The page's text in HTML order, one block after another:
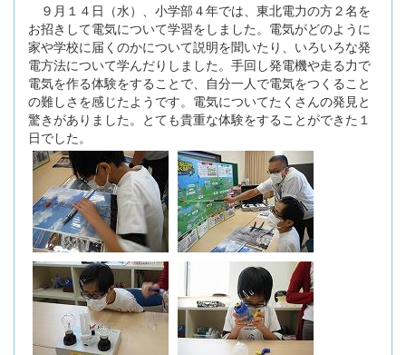
９月１４日（水）、小学部４年では、東北電力の方２名を
お招きして電気について学習をしました。電気がどのように
家や学校に届くのかについて説明を聞いたり、いろいろな発
電方法について学んだりしました。手回し発電機や走る力で
電気を作る体験をすることで、自分一人で電気をつくること
の難しさを感じたようです。電気についてたくさんの発見と
驚きがありました。とても貴重な体験をすることができた１
日でした。